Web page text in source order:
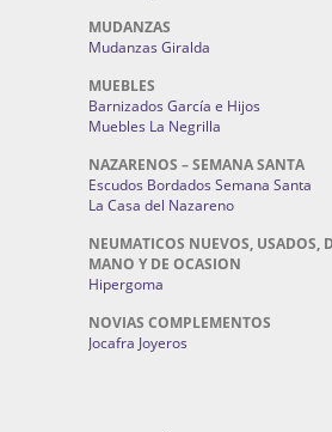
MUDANZAS
Mudanzas Giralda
MUEBLES
Barnizados García e Hijos
Muebles La Negrilla
NAZARENOS – SEMANA SANTA
Escudos Bordados Semana Santa
La Casa del Nazareno
NEUMATICOS NUEVOS, USADOS,
MANO Y DE OCASION
Hipergoma
NOVIAS COMPLEMENTOS
Jocafra Joyeros